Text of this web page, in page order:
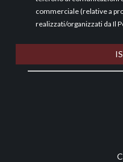
commerciale (relative a
realizzati/organizzati da Il